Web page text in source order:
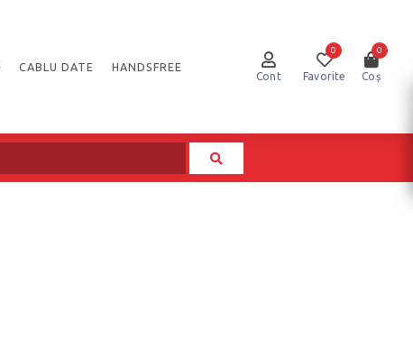
CABLU DATE HANDSFREE
Cont Favorite
0
Coș
0